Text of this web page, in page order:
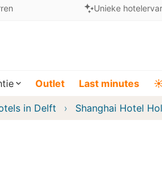
Unieke
Outlet Last minutes
in Delft Shanghai Hotel